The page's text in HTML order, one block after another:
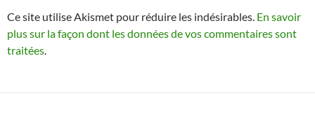
Ce site utilise Akismet pour réduire les indésirables. En savoir
plus sur la façon dont les données de vos commentaires sont
traitées.